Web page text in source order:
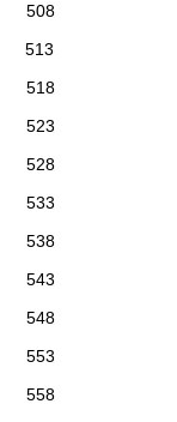
508
513
518
523
528
533
538
543
548
553
558